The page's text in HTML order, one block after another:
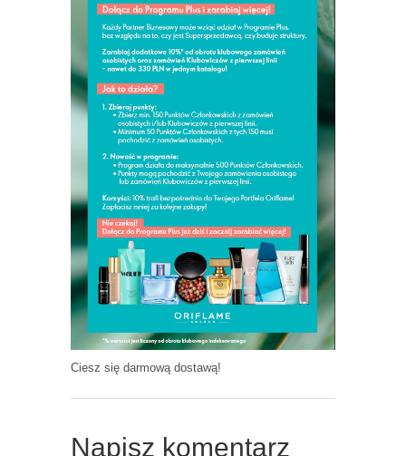
Ciesz się darmową dostawą!
Napisz komentarz